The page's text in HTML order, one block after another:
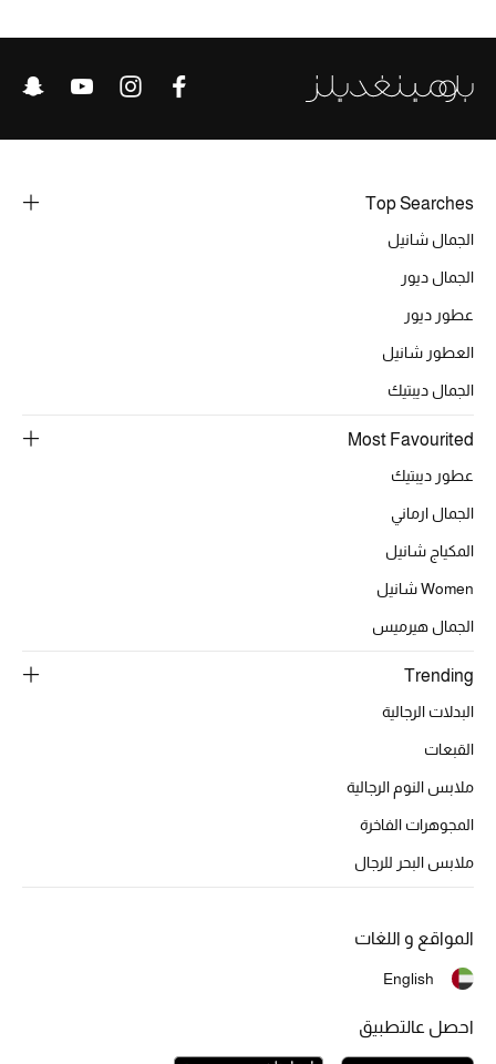
الحقائب
الموسم الجديد
الحقائب النسائية
دليل ملتزمات الحقائب
حقائب الأطفال
تسوقوا الحقائب
الموسم الجديد
أحذية النسائية
الأحذية الرجالية
أبرز المصممين
أحذية مختارة
تسوقوا الأحذية
Top Searches
الجمال شانيل
الجمال ديور
عطور ديور
العطور شانيل
الجمال ديبتيك
Most Favourited
عطور ديبتيك
الجمال ارماني
المكياج شانيل
Women شانيل
الجمال هيرميس
Trending
البدلات الرجالية
القبعات
ملابس النوم الرجالية
المجوهرات الفاخرة
ملابس البحر للرجال
المواقع و اللغات
English
احصل عالتطبيق